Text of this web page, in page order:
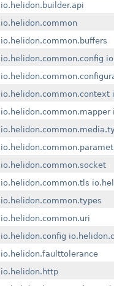
io.helidon.builder.api
io.helidon.common
io.helidon.common.buffers
io.helidon.common.config
io.helidon.common.context
io.helidon.common.mapper
io.helidon.common.socket
io.helidon.common.tls
io.helidon.common.types
io.helidon.common.uri
io.helidon.config
io.helidon.faulttolerance
io.helidon.http